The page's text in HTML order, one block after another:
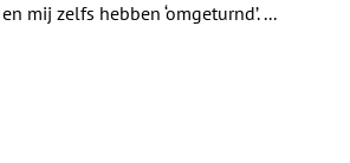
mij zelfs hebben ‘omgeturnd’. ...